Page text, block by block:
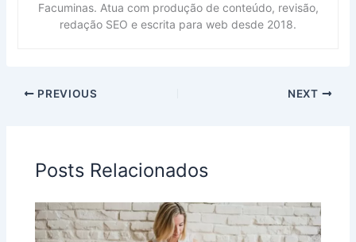
Facuminas. Atua com produção de conteúdo, revisão,
redação SEO e escrita para web desde 2018.
PREVIOUS NEXT
Posts Relacionados